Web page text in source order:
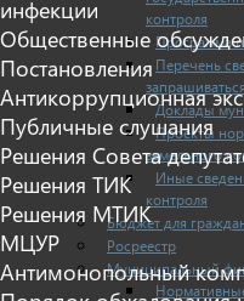
контроля
Программа
Перечень
Доклады
Проекты
земельного
Иные
контроля
Бюджет для
Росреестр
Муниципальный
инфекции
Общественные
Постановления
Антикоррупционная
Публичные слушания
Решения Совета
Решения ТИК
Решения МТИК
МЦУР
Антимонопольный